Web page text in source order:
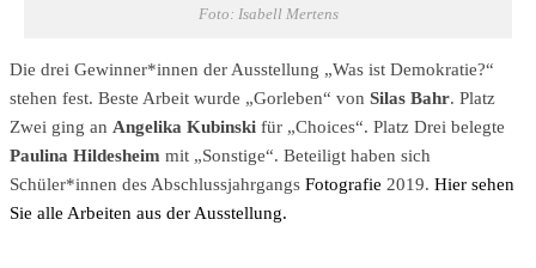
Foto: Isabell Mertens
Die drei Gewinner*innen der Ausstellung „Was ist Demokratie?“
stehen fest. Beste Arbeit wurde „Gorleben“ von Silas Bahr. Platz
Zwei ging an Angelika Kubinski für „Choices“. Platz Drei belegte
Paulina Hildesheim mit „Sonstige“. Beteiligt haben sich
Schüler*innen des Abschlussjahrgangs Fotografie 2019. Hier sehen
Sie alle Arbeiten aus der Ausstellung.